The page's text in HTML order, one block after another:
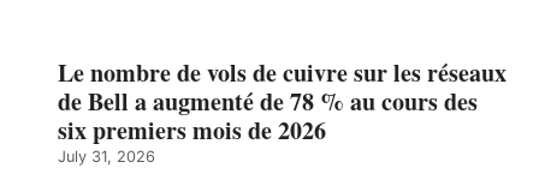
Le nombre de vols de cuivre sur les réseaux
de Bell a augmenté de 78 % au cours des
six premiers mois de 2026
July 31, 2026